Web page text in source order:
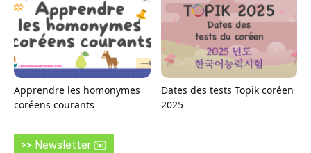
Apprendre les homonymes
coréens courants
Dates des tests Topik coréen
2025
>> Newsletter ✉️